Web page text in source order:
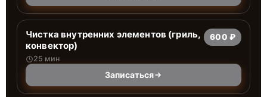
Чистка внутренних элементов (гриль,
конвектор)
25 мин
600 ₽
Записаться